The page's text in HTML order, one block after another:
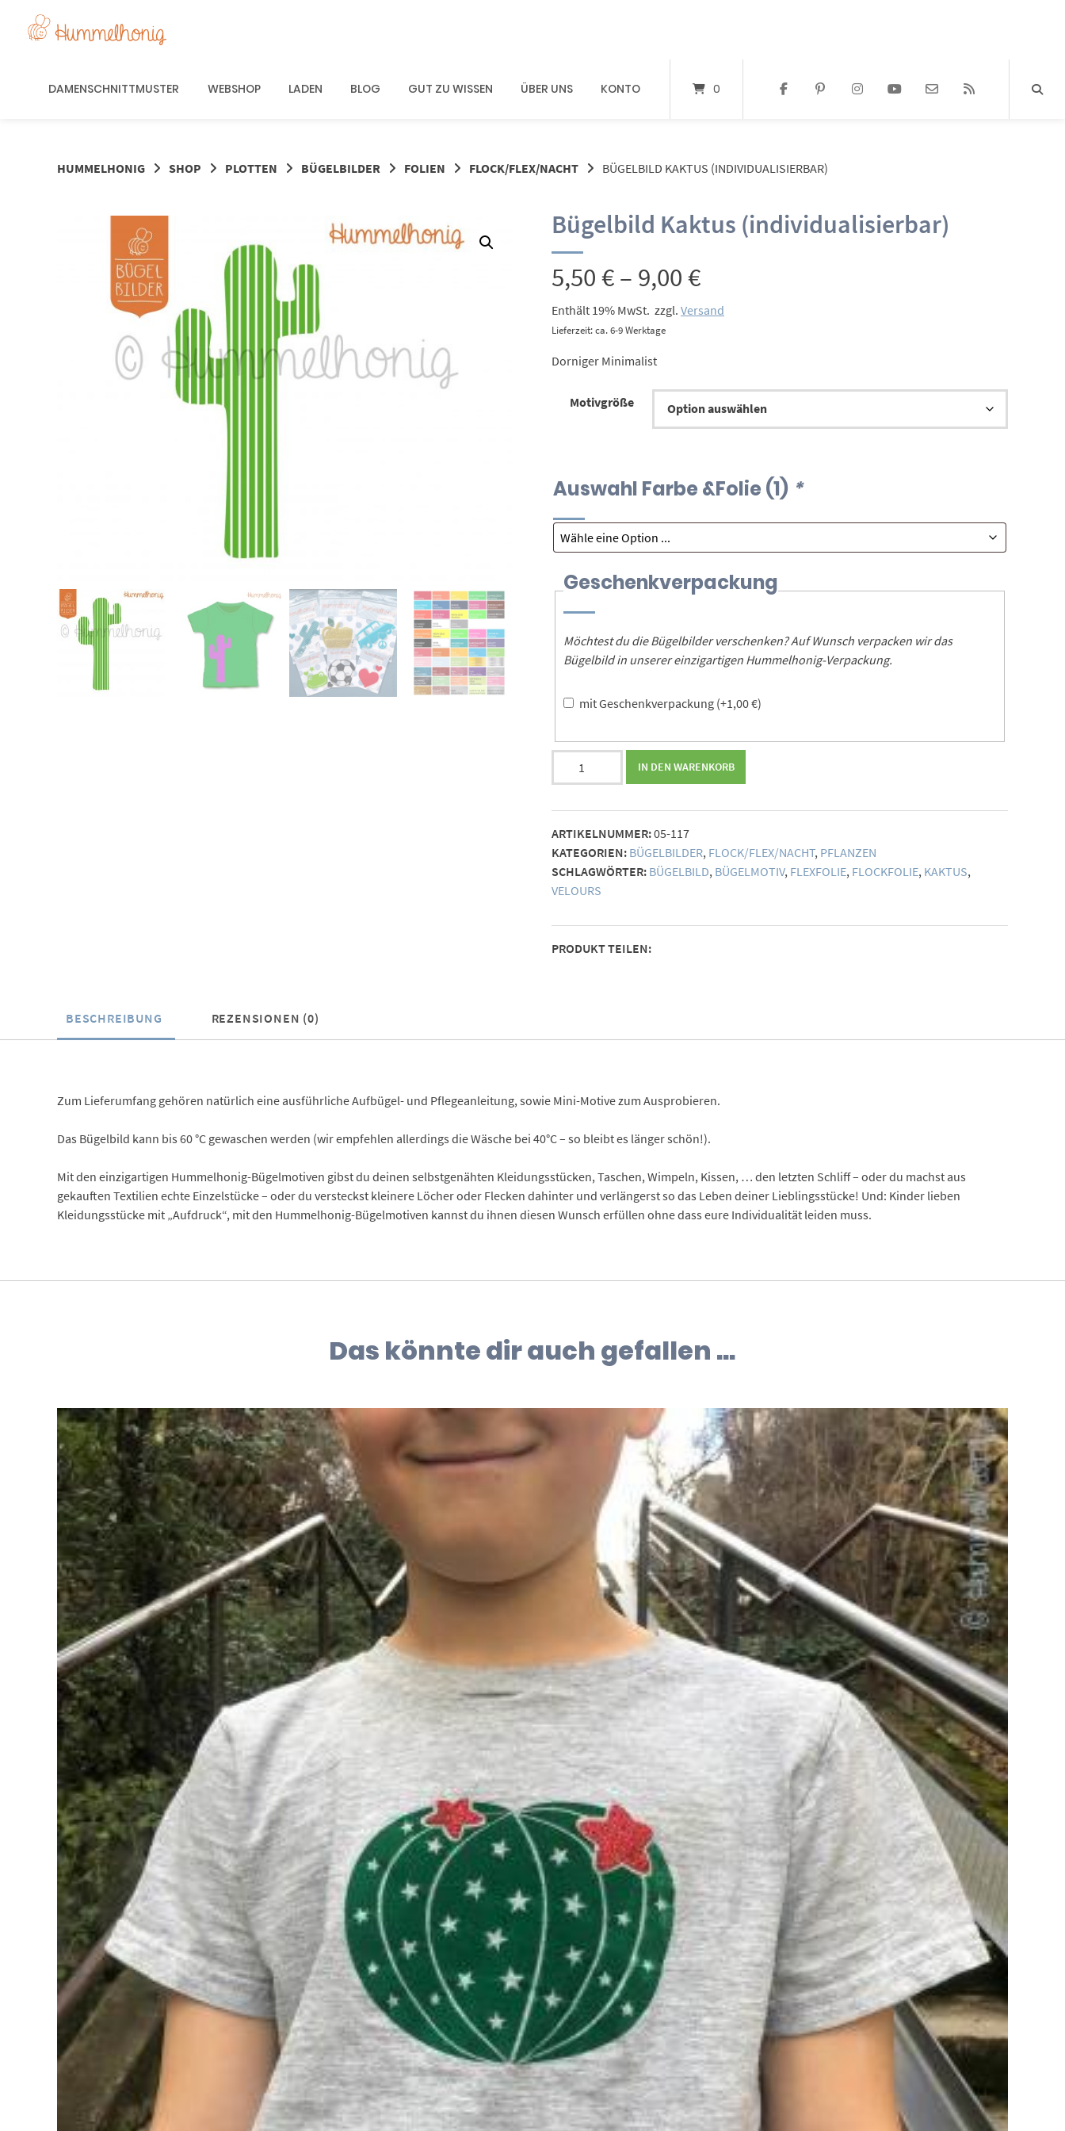
DAMENSCHNITTMUSTER WEBSHOP LADEN BLOG GUT ZU WISSEN ÜBER UNS KONTO 0
HUMMELHONIG SHOP PLOTTEN BÜGELBILDER FOLIEN FLOCK/FLEX/NACHT BÜGELBILD KAKTUS (INDIVIDUALISIERBAR)
Bügelbild Kaktus (individualisierbar)
5,50€– 9,00€Preisspanne:
5,50 €
9,00 €
Enthält 19% MwSt. zzgl. Versand
Lieferzeit: ca. 6-9 Werktage
Dorniger Minimalist
Motivgröße
Auswahl Farbe &Folie (1) *
Geschenkverpackung
Möchtest du die Bügelbilder verschenken? Auf Wunsch verpacken wir das
Bügelbild in unserer einzigartigen Hummelhonig-Verpackung.
mit Geschenkverpackung (+1,00€)
Kaktus
Menge
IN DEN WARENKORB
ARTIKELNUMMER:05-117
KATEGORIEN: BÜGELBILDER, FLOCK/FLEX/NACHT, PFLANZEN
SCHLAGWÖRTER: BÜGELBILD, BÜGELMOTIV, FLEXFOLIE, FLOCKFOLIE, KAKTUS,
VELOURS
PRODUKT TEILEN:
BESCHREIBUNG REZENSIONEN (0)
Zum Lieferumfang gehören natürlich eine ausführliche Aufbügel- und Pflegeanleitung, sowie Mini-Motive zum Ausprobieren.
Das Bügelbild kann bis 60 °C gewaschen werden (wir empfehlen allerdings die Wäsche bei 40°C – so bleibt es länger schön!).
Mit den einzigartigen Hummelhonig-Bügelmotiven gibst du deinen selbstgenähten Kleidungsstücken, Taschen, Wimpeln, Kissen, … den letzten Schliff – oder du machst aus
gekauften Textilien echte Einzelstücke – oder du versteckst kleinere Löcher oder Flecken dahinter und verlängerst so das Leben deiner Lieblingsstücke! Und: Kinder lieben
Kleidungsstücke mit „Aufdruck“, mit den Hummelhonig-Bügelmotiven kannst du ihnen diesen Wunsch erfüllen ohne dass eure Individualität leiden muss.
Das könnte dir auch gefallen …